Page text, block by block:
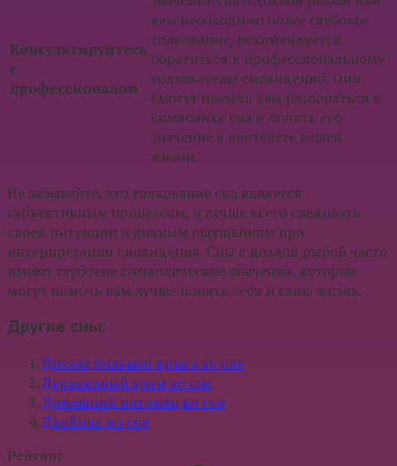
Консультируйтесь
с
профессионалом
вам необходимо более глубокое
толкование, рекомендуется
обратиться к профессиональному
толкователю сновидений. Они
смогут помочь вам разобраться в
символике сна и понять его
значение в контексте вашей
жизни.
Не забывайте, что толкование сна является
субъективным процессом, и лучше всего следовать
своей интуиции и личным ощущениям при
интерпретации сновидения. Сны с дохлой рыбой часто
имеют глубокие символические значения, которые
могут помочь вам лучше понять себя и свою жизнь.
Другие сны:
Дохлая большая крыса во сне
Деревянный храм во сне
Домашний питомец во сне
Двойник во сне
Рейтинг